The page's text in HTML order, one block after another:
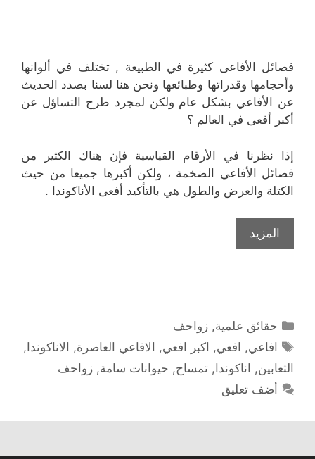
فصائل الأفاعى كثيرة في الطبيعة , تختلف في ألوانها
وأحجامها وقدراتها وطبائعها ونحن هنا لسنا بصدد الحديث
عن الأفاعي بشكل عام ولكن لمجرد طرح التساؤل عن
أكبر أفعى في العالم ؟
إذا نظرنا في الأرقام القياسية فإن هناك الكثير من
فصائل الأفاعي الضخمة ، ولكن أكبرها جميعا من حيث
الكتلة والعرض والطول هي بالتأكيد أفعى الأناكوندا .
المزيد
التصنيفات
حقائق علمية,زواحف
الوسوم
افاعي, افعي, اكبر افعي, الافاعي العاصرة, الاناكوندا,
الثعابين, اناكوندا, تمساح, حيوانات سامة, زواحف
أضف تعليق